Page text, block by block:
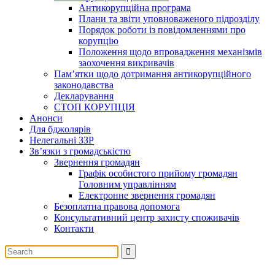
Антикорупційна програма
Плани та звіти уповноваженого підрозділу
Порядок роботи із повідомленнями про
корупцію
Положення щодо впровадження механізмів
заохочення викривачів
Пам’ятки щодо дотримання антикорупційного
законодавства
Декларування
СТОП КОРУПЦІЯ
Анонси
Для бджолярів
Нелегальні ЗЗР
Зв’язки з громадськістю
Звернення громадян
Графік особистого прийому громадян
Головним управлінням
Електронне звернення громадян
Безоплатна правова допомога
Консультативний центр захисту споживачів
Контакти